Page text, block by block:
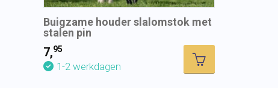
Buigzame houder slalomstok met
stalen pin
7,95
1-2 werkdagen